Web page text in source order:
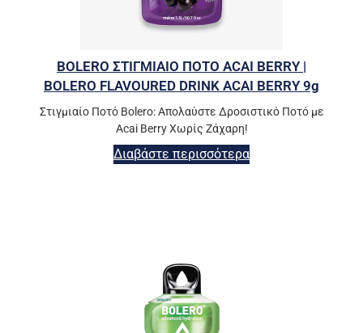
BOLERO ΣΤΙΓΜΙΑΙΟ ΠΟΤΟ ACAI BERRY |
BOLERO FLAVOURED DRINK ACAI BERRY 9g
Στιγμιαίο Ποτό Bolero: Απολαύστε Δροσιστικό Ποτό με
Acai Berry Χωρίς Ζάχαρη!
Διαβάστε περισσότερα